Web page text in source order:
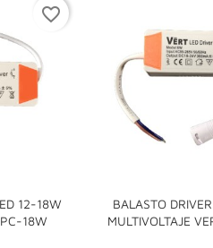
DE 1/4" X...
De 1/4" X 2" Urrea
LLAVE DE
Llave De
12-18W
18W
favorite_border
BALASTO
MULTIVOLTAJE
